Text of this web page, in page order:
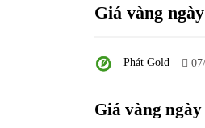
Giá vàng
Phát Gold
Giá vàng